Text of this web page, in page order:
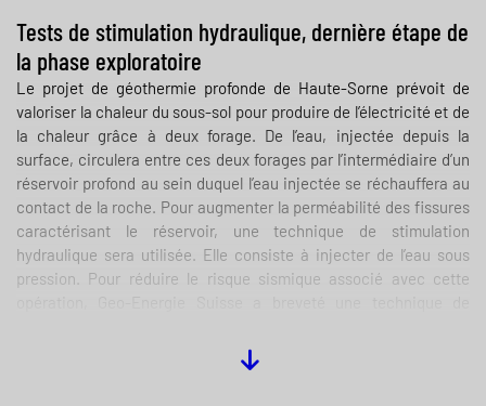
Tests de stimulation hydraulique, dernière étape de
la phase exploratoire
Le projet de géothermie profonde de Haute-Sorne prévoit de
valoriser la chaleur du sous-sol pour produire de l’électricité et de
la chaleur grâce à deux forage. De l’eau, injectée depuis la
surface, circulera entre ces deux forages par l’intermédiaire d’un
réservoir profond au sein duquel l’eau injectée se réchauffera au
contact de la roche. Pour augmenter la perméabilité des fissures
caractérisant le réservoir, une technique de stimulation
hydraulique sera utilisée. Elle consiste à injecter de l’eau sous
pression. Pour réduire le risque sismique associé avec cette
en amont des opérations de stimulation hydraulique par étapes,
des tests de stimulation devront mesurer le comportement de la